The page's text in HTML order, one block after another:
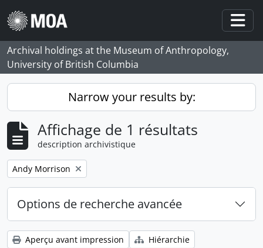
Skip to main content
Archival holdings at the Museum of Anthropology,
University of British Columbia
Narrow your results by:
Affichage de 1 résultats
description archivistique
Remove filter:
Andy Morrison
Options de recherche avancée
Aperçu avant impression
Hiérarchie